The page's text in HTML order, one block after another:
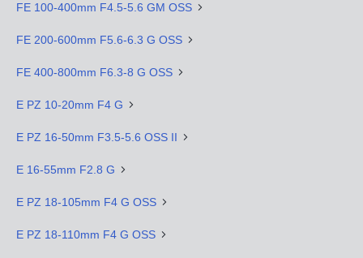
FE 100-400mm F4.5-5.6 GM OSS
FE 200-600mm F5.6-6.3 G OSS
FE 400-800mm F6.3-8 G OSS
E PZ 10-20mm F4 G
E PZ 16-50mm F3.5-5.6 OSS II
E 16-55mm F2.8 G
E PZ 18-105mm F4 G OSS
E PZ 18-110mm F4 G OSS